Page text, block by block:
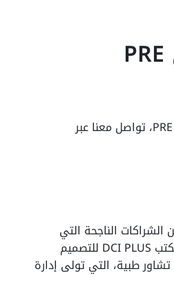
بروشور شركة PRE للتطوير العقاري PRE
للحصول على البروشور الخاص بـ شركة PRE للتطوير العقاري PRE Developments، تواصل معنا عبر
الشراكات الناجحة التي
ساهمت في إضفاء لمسة مختلفة ومميزة على مشاريعها. فقد تعاونت مع مكتب DCI PLUS للتصميم
طبية، التي تولى إدارة